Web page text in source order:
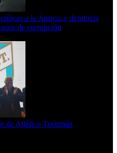
a la Justicia y denuncia
de corrupción
de Atlético Tucumán